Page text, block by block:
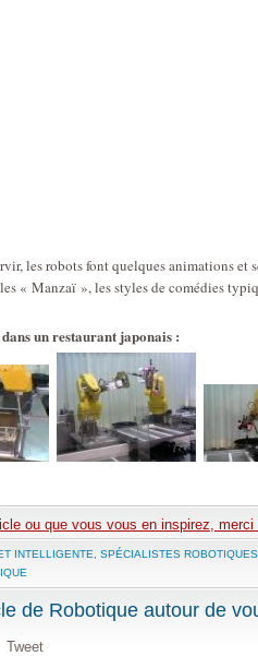
les robots font quelques animations et
« Manzaï », les styles de comédies
un restaurant japonais :
ou que vous vous en inspirez,
INTELLIGENTE
SPÉCIALISTES ROBOTIQUES
de Robotique autour de
Tweet